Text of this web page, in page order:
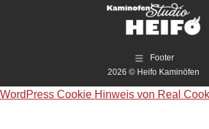
Footer
2026 © Heifo Kaminöfen
WordPress Cookie Hinweis von Real